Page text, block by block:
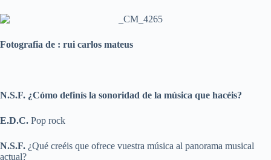
Fotografia de : rui carlos mateus
N.S.F. ¿Cómo definís la sonoridad de la música que hacéis?
E.D.C. Pop rock
N.S.F. ¿Qué creéis que ofrece vuestra música al panorama musical
actual?